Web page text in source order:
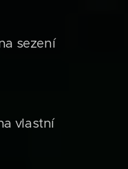
sezení
vlastní